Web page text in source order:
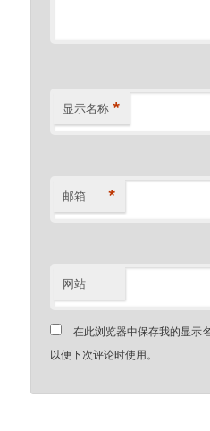
显示名称 *
邮箱 *
网站
在此浏览器中保存我的显示
以便下次评论时使用。